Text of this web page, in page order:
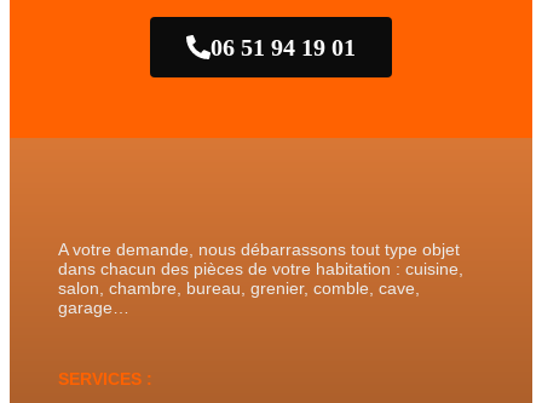
06 51 94 19 01
A votre demande, nous débarrassons tout type objet
dans chacun des pièces de votre habitation : cuisine,
salon, chambre, bureau, grenier, comble, cave,
garage…
SERVICES :